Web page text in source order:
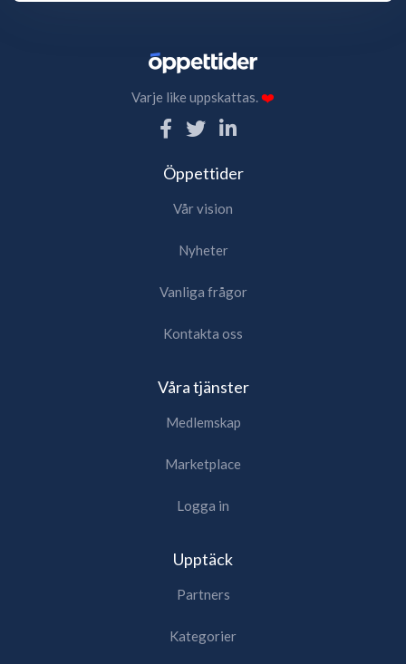
Varje like uppskattas.❤️
Öppettider
Vår vision
Nyheter
Vanliga frågor
Kontakta oss
Våra tjänster
Medlemskap
Marketplace
Logga in
Upptäck
Partners
Kategorier